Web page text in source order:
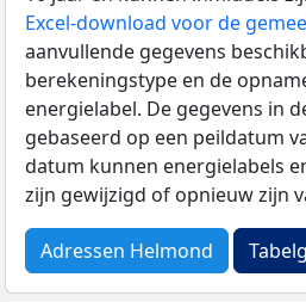
Excel-download voor de
aanvullende gegevens
berekeningstype en de
energielabel. De gegevens in
gebaseerd op een peildatum
datum kunnen energielabels
zijn gewijzigd of opnieuw zijn
Adressen Helmond